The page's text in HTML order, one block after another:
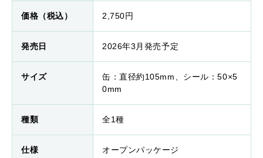
価格（税込） 2,750円
発売日 2026年3月発売予定
サイズ
缶：直径約105mm、シール：50×5
0mm
種類 全1種
仕様 オープンパッケージ